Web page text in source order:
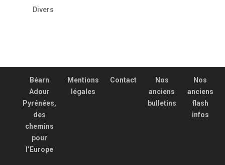
Divers
Béarn
Adour
Pyrénées,
des
chemins
pour
l’Europe
Mentions
légales
Contact
Nos
anciens
bulletins
Nos
anciens
flash
infos